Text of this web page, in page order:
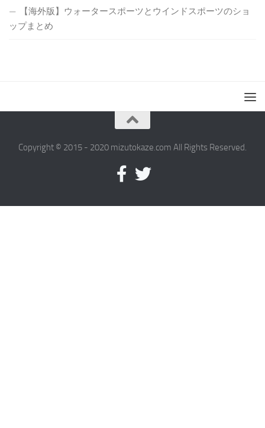
【海外版】ウォータースポーツとウインドスポーツのショ
ップまとめ
Copyright © 2015 - 2020 mizutokaze.com All Rights Reserved.